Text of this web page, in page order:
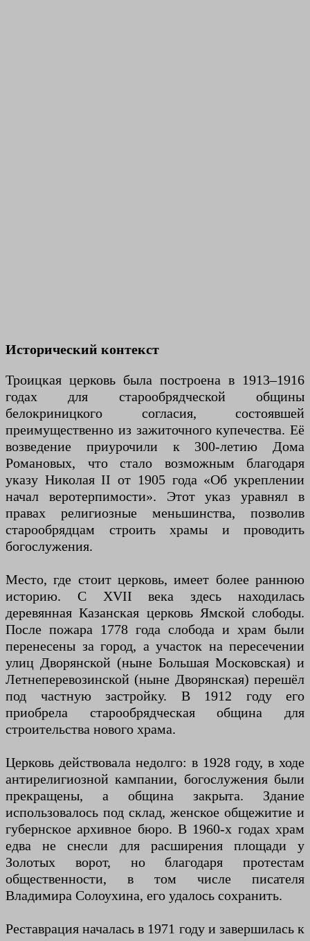
Исторический контекст
Троицкая церковь была построена в 1913–1916
годах для старообрядческой общины
белокриницкого согласия, состоявшей
преимущественно из зажиточного купечества. Её
возведение приурочили к 300-летию Дома
Романовых, что стало возможным благодаря
указу Николая II от 1905 года «Об укреплении
начал веротерпимости». Этот указ уравнял в
правах религиозные меньшинства, позволив
старообрядцам строить храмы и проводить
богослужения.
Место, где стоит церковь, имеет более раннюю
историю. С XVII века здесь находилась
деревянная Казанская церковь Ямской слободы.
После пожара 1778 года слобода и храм были
перенесены за город, а участок на пересечении
улиц Дворянской (ныне Большая Московская) и
Летнеперевозинской (ныне Дворянская) перешёл
под частную застройку. В 1912 году его
приобрела старообрядческая община для
строительства нового храма.
Церковь действовала недолго: в 1928 году, в ходе
антирелигиозной кампании, богослужения были
прекращены, а община закрыта. Здание
использовалось под склад, женское общежитие и
губернское архивное бюро. В 1960-х годах храм
едва не снесли для расширения площади у
Золотых ворот, но благодаря протестам
общественности, в том числе писателя
Владимира Солоухина, его удалось сохранить.
Реставрация началась в 1971 году и завершилась к